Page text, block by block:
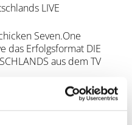
LIVE
Seven.One
das Erfolgsformat DIE
aus dem TV
Shows kommt die
ihre Stadt!